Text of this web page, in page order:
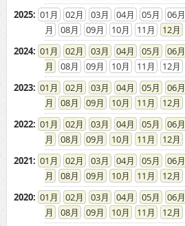
2025: 01 02 03 04 05 06
08
09 10 11
12
2024: 01 02 03 04 05 06
08
09 10 11
12
2023: 01 02 03 04 05 06
08
09 10 11
12
2022: 01 02 03 04 05 06
08
09 10 11
12
2021: 01 02 03 04 05 06
08
09 10 11
12
2020: 01 02 03 04 05 06
08
09 10 11
12